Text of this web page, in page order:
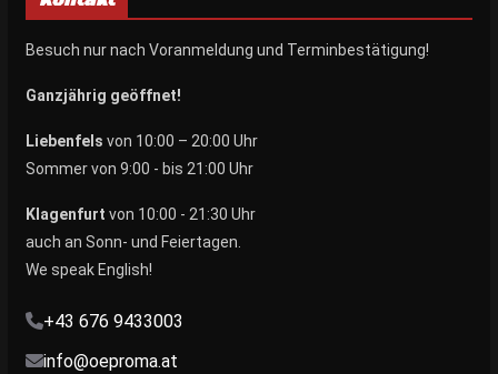
Besuch nur nach Voranmeldung und Terminbestätigung!
Ganzjährig geöffnet!
Liebenfels von 10:00 – 20:00 Uhr
Sommer von 9:00 - bis 21:00 Uhr
Klagenfurt von 10:00 - 21:30 Uhr
auch an Sonn- und Feiertagen.
We speak English!
+43 676 9433003
info@oeproma.at